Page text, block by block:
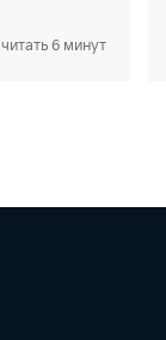
читать 6 минут